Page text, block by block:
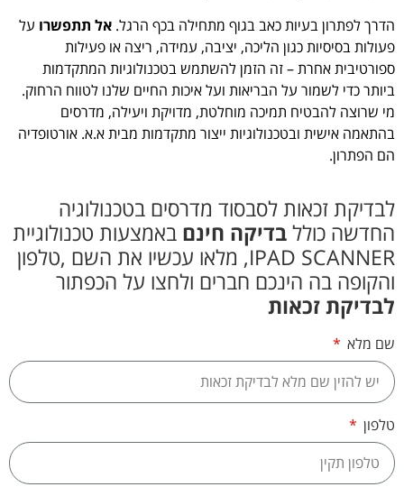
הדרך לפתרון בעיות כאב בגוף מתחילה בכף הרגל. אל תתפשרו על
פעולות בסיסיות כגון הליכה, יציבה, עמידה, ריצה או פעילות
ספורטיבית אחרת – זה הזמן להשתמש בטכנולוגיות המתקדמות
ביותר כדי לשמור על הבריאות ועל איכות החיים שלנו לטווח הרחוק.
מי שרוצה להבטיח תמיכה מוחלטת, מדויקת ויעילה, מדרסים
בהתאמה אישית ובטכנולוגיות ייצור מתקדמות מבית א.א. אורטופדיה
הם הפתרון.
לבדיקת זכאות לסבסוד מדרסים בטכנולוגיה
החדשה כוללבדיקה חינם באמצעות טכנולוגיית
IPAD SCANNER, מלאו עכשיו את השם ,טלפון
והקופה בה הינכם חברים ולחצו על הכפתור
לבדיקת זכאות
שם מלא
טלפון